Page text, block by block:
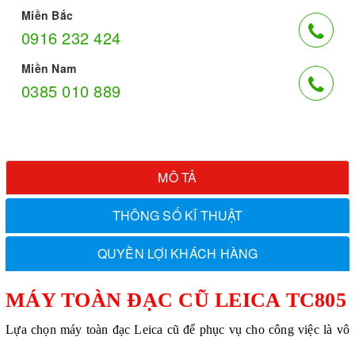
Miền Bắc
0916 232 424
Miền Nam
0385 010 889
MÔ TẢ
THÔNG SỐ KĨ THUẬT
QUYỀN LỢI KHÁCH HÀNG
MÁY TOÀN ĐẠC CŨ LEICA TC805
Lựa chọn máy toàn đạc Leica cũ để phục vụ cho công việc là vô